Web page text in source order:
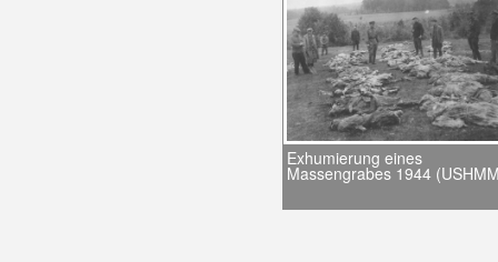
Exhumierung eines
Massengrabes 1944